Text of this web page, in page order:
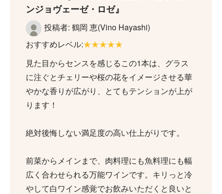
ンジョヴェーゼ・ロゼ
投稿者: 鶴岡 恵(Vino Hayashi)
おすすめレベル:★★★★★
見た目からセンスを感じるこの1本は、グラス
に注ぐとチェリーや桜の花をイメージさせる華
やかな香りが広がり、とてもテンションが上が
ります！
絶対後悔しない満足度の高い仕上がりです。
前菜からメインまで、肉料理にも魚料理にも幅
広く合わせられる万能ワインです。キリっと冷
やして白ワイン感覚でお飲みいただくと良いと